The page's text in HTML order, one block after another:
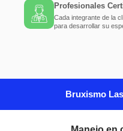
Profesionales
Cada integrante de la
para desarrollar su
Bruxismo